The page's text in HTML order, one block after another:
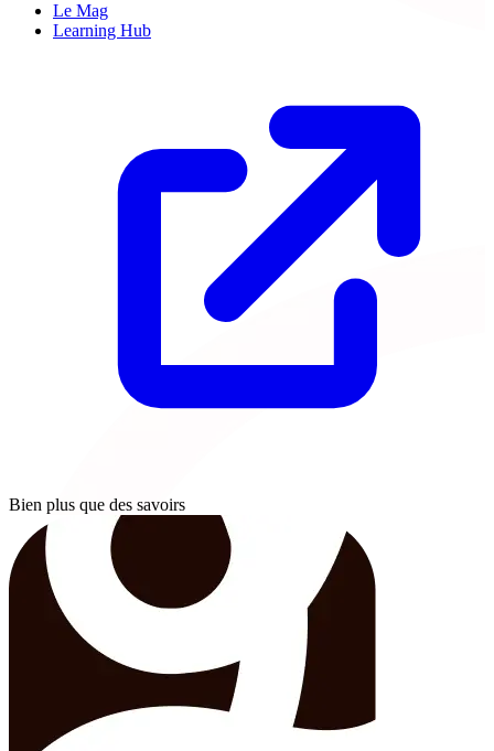
Le Mag
Learning Hub
Bien plus que des savoirs